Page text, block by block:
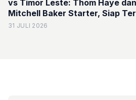
vs Timor Leste: Thom Haye dan
Mitchell Baker Starter, Siap
Gawang Samba Kecil
31 JULI 2026